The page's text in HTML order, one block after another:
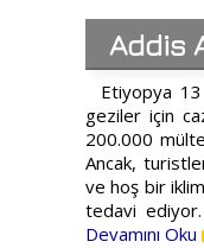
Addis
Etiyopya 13
geziler için
200.000
Ancak,
ve hoş bir
tedavi
Devamını Oku